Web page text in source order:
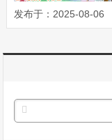
发布于：2025-08-06